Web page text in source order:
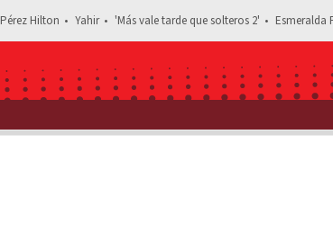
Pérez Hilton Yahir 'Más vale tarde que solteros 2' Esmeralda
Estás